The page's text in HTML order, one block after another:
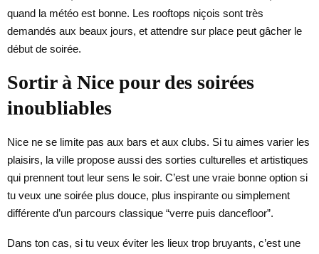
quand la météo est bonne. Les rooftops niçois sont très
demandés aux beaux jours, et attendre sur place peut gâcher le
début de soirée.
Sortir à Nice pour des soirées
inoubliables
Nice ne se limite pas aux bars et aux clubs. Si tu aimes varier les
plaisirs, la ville propose aussi des sorties culturelles et artistiques
qui prennent tout leur sens le soir. C’est une vraie bonne option si
tu veux une soirée plus douce, plus inspirante ou simplement
différente d’un parcours classique “verre puis dancefloor”.
Dans ton cas, si tu veux éviter les lieux trop bruyants, c’est une